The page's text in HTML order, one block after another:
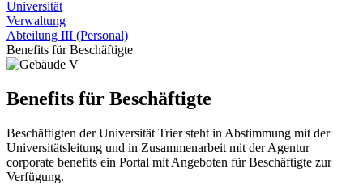
Universität
Verwaltung
Abteilung III (Personal)
Benefits für Beschäftigte
Benefits für Beschäftigte
Beschäftigten der Universität Trier steht in Abstimmung mit der
Universitätsleitung und in Zusammenarbeit mit der Agentur
corporate benefits ein Portal mit Angeboten für Beschäftigte zur
Verfügung.